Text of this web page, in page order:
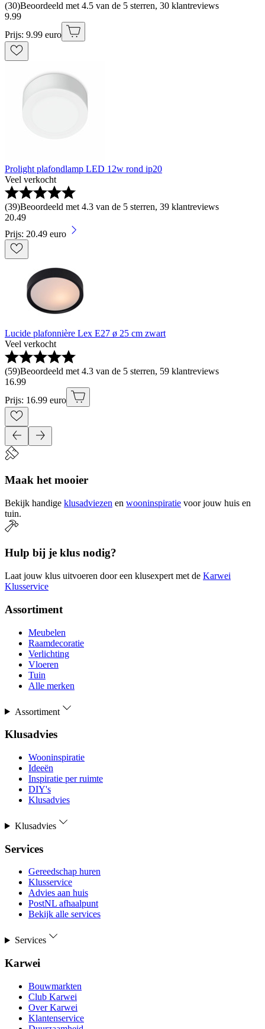
(30)Beoordeeld met 4.5 van de 5 sterren, 30 klantreviews
9.99
Prijs: 9.99 euro
Prolight plafondlamp LED 12w rond ip20
Veel verkocht
(39)Beoordeeld met 4.3 van de 5 sterren, 39 klantreviews
20.49
Prijs: 20.49 euro
Lucide plafonnière Lex E27 ø 25 cm zwart
Veel verkocht
(59)Beoordeeld met 4.3 van de 5 sterren, 59 klantreviews
16.99
Prijs: 16.99 euro
Maak het mooier
Bekijk handige klusadviezen en wooninspiratie voor jouw huis en
tuin.
Hulp bij je klus nodig?
Laat jouw klus uitvoeren door een klusexpert met de Karwei
Klusservice
Assortiment
Meubelen
Raamdecoratie
Verlichting
Vloeren
Tuin
Alle merken
Assortiment
Klusadvies
Wooninspiratie
Ideeën
Inspiratie per ruimte
DIY's
Klusadvies
Klusadvies
Services
Gereedschap huren
Klusservice
Advies aan huis
PostNL afhaalpunt
Bekijk alle services
Services
Karwei
Bouwmarkten
Club Karwei
Over Karwei
Klantenservice